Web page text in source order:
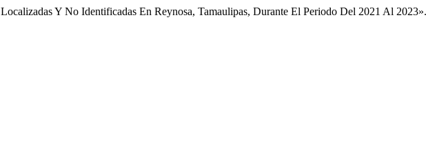
Y No Identificadas En Reynosa, Tamaulipas, Durante El Periodo Del 2021 Al 2023».